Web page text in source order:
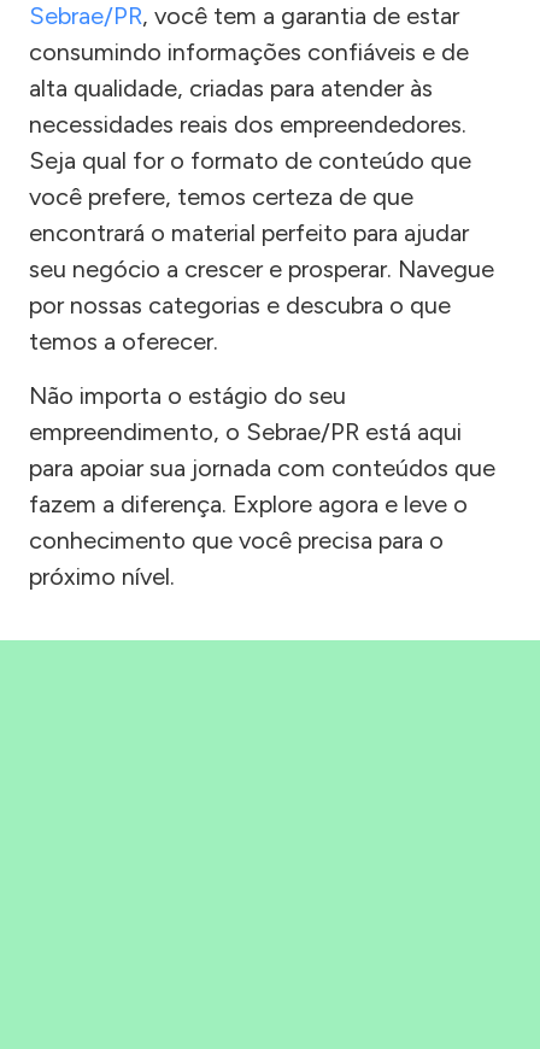
Sebrae/PR, você tem a garantia de estar
consumindo informações confiáveis e de
alta qualidade, criadas para atender às
necessidades reais dos empreendedores.
Seja qual for o formato de conteúdo que
você prefere, temos certeza de que
encontrará o material perfeito para ajudar
seu negócio a crescer e prosperar. Navegue
por nossas categorias e descubra o que
temos a oferecer.
Não importa o estágio do seu
empreendimento, o Sebrae/PR está aqui
para apoiar sua jornada com conteúdos que
fazem a diferença. Explore agora e leve o
conhecimento que você precisa para o
próximo nível.